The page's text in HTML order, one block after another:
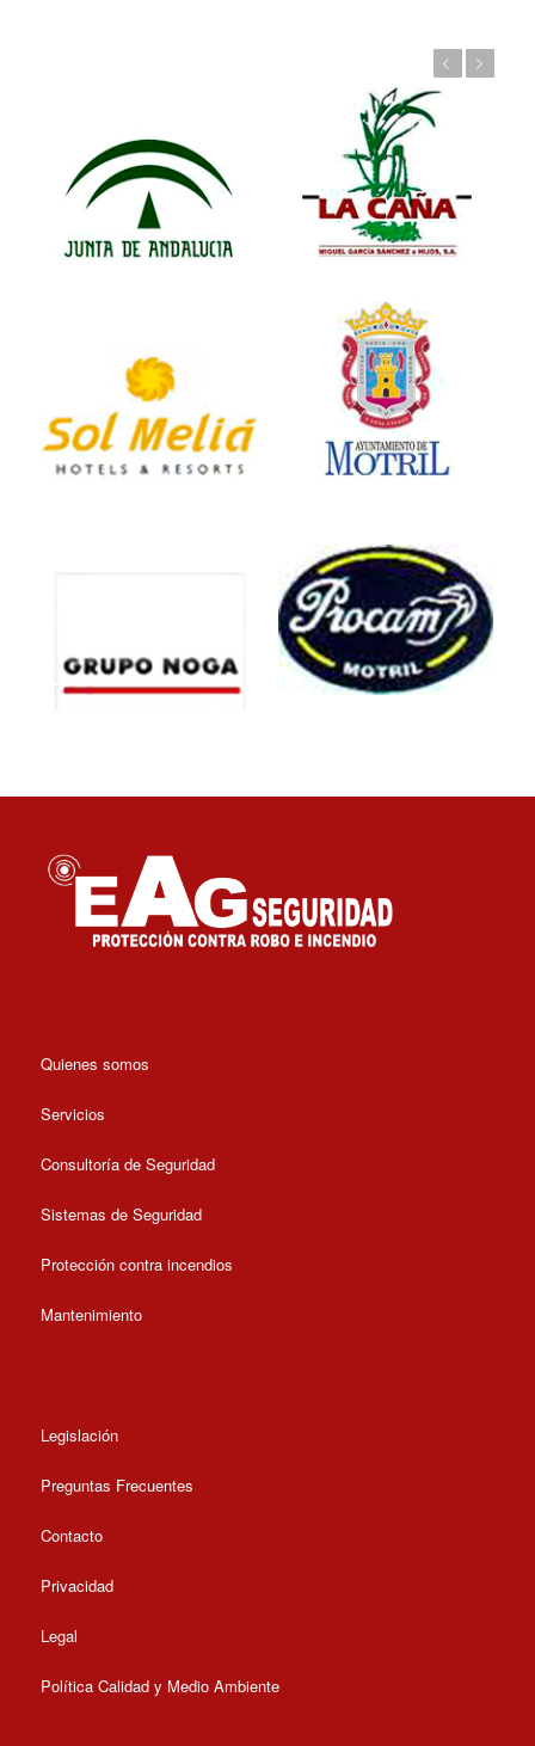
Quienes somos
Servicios
Consultoría de Seguridad
Sistemas de Seguridad
Protección contra incendios
Mantenimiento
Legislación
Preguntas Frecuentes
Contacto
Privacidad
Legal
Política Calidad y Medio Ambiente